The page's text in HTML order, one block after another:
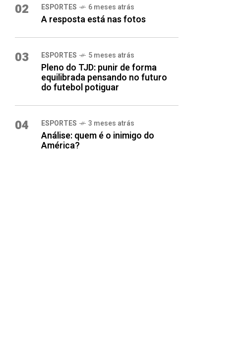
02 ESPORTES 6 meses atrás
A resposta está nas fotos
03 ESPORTES 5 meses atrás
Pleno do TJD: punir de forma
equilibrada pensando no futuro
do futebol potiguar
04 ESPORTES 3 meses atrás
Análise: quem é o inimigo do
América?